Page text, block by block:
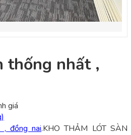
thống nhất ,
giá
, đồng nai.KHO THẢM LÓT SÀN